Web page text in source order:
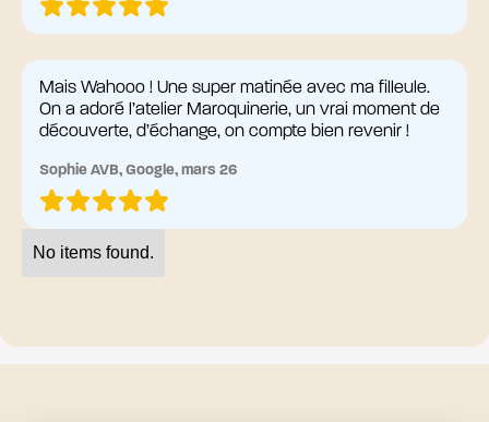
Mais Wahooo ! Une super matinée avec ma filleule.
On a adoré l’atelier Maroquinerie, un vrai moment de
découverte, d’échange, on compte bien revenir !
Sophie AVB, Google, mars 26
No items found.